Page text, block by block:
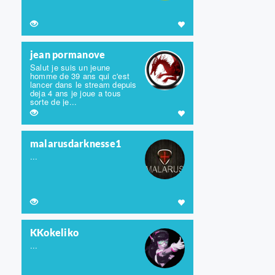
jean pormanove
Salut je suis un jeune
homme de 39 ans qui c'est
lancer dans le stream depuis
deja 4 ans je joue a tous
sorte de je...
malarusdarknesse1
...
KKokeliko
...